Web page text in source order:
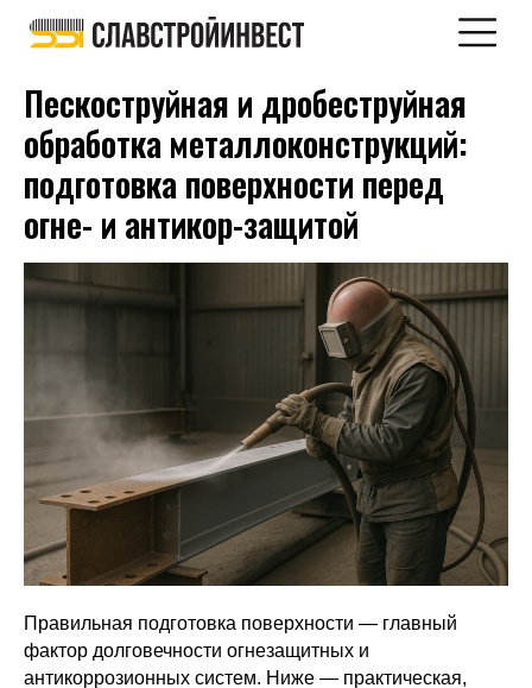
Пескоструйная и дробеструйная
обработка металлоконструкций:
подготовка поверхности перед
огне- и антикор-защитой
Правильная подготовка поверхности — главный
фактор долговечности огнезащитных и
антикоррозионных систем. Ниже — практическая,